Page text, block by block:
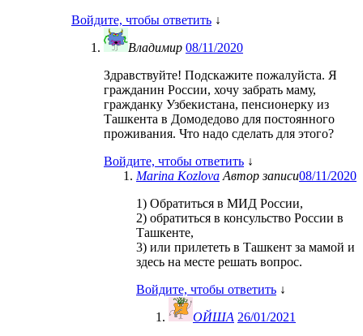
Войдите, чтобы ответить ↓
Владимир 08/11/2020
Здравствуйте! Подскажите пожалуйста. Я
гражданин России, хочу забрать маму,
гражданку Узбекистана, пенсионерку из
Ташкента в Домодедово для постоянного
проживания. Что надо сделать для этого?
Войдите, чтобы ответить ↓
Marina Kozlova Автор записи08/11/2020
1) Обратиться в МИД России,
2) обратиться в консульство России в
Ташкенте,
3) или прилететь в Ташкент за мамой и
здесь на месте решать вопрос.
Войдите, чтобы ответить ↓
ОЙША 26/01/2021